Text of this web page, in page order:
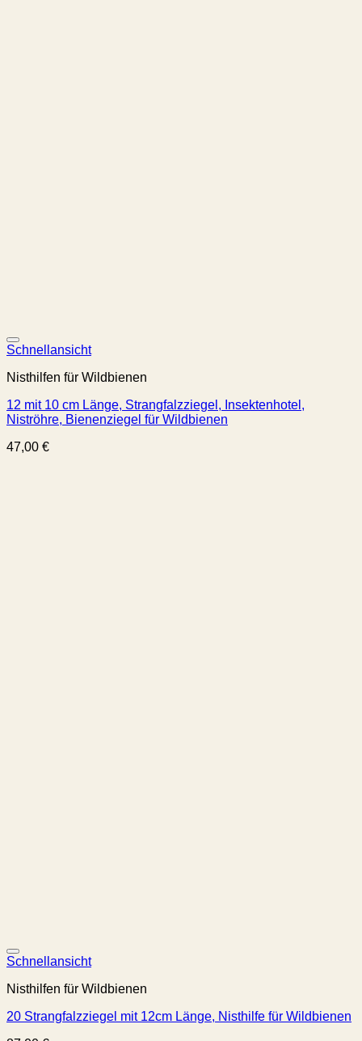
Schnellansicht
Nisthilfen für Wildbienen
12 mit 10 cm Länge, Strangfalzziegel, Insektenhotel,
Niströhre, Bienenziegel für Wildbienen
47,00 €
Schnellansicht
Nisthilfen für Wildbienen
20 Strangfalzziegel mit 12cm Länge, Nisthilfe für Wildbienen